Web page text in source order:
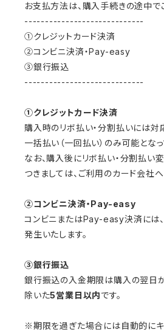
お支払方法は、購入手続きの途中で
-----------------------------
①クレジットカード決済
②コンビニ決済・Pay-easy
③銀行振込
-----------------------------
①クレジットカード決済
購入時のリボ払い・分割払いには対
一括払い（一回払い）のみ可能となっ
なお、購入後にリボ払い・分割払い
つきましては、ご利用のカード会社へ
②コンビニ決済・Pay-easy
コンビニまたはPay-easy決済には
発生いたします。
③銀行振込
銀行振込の入金期限は購入の翌日
除いた5営業日以内です。
※期限を過ぎた場合には自動的にキ